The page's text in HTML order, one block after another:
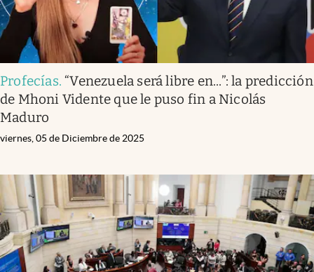
Profecías.“Venezuela será libre en...”: la predicción
de Mhoni Vidente que le puso fin a Nicolás
Maduro
viernes, 05 de Diciembre de 2025